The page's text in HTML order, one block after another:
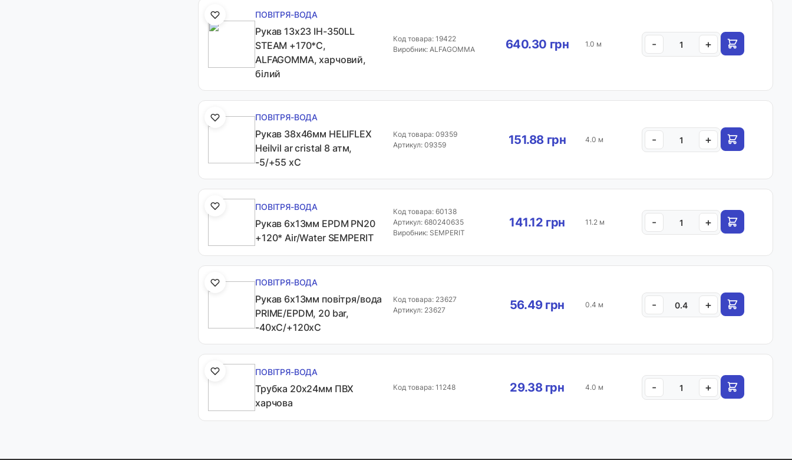
ПОВІТРЯ-ВОДА
Рукав 13х23 IH-350LL
STEAM +170*С,
ALFAGOMMA, харчовий,
білий
Код товара: 19422
Виробник: ALFAGOMMA
640.30 грн 1.0 м - +
ПОВІТРЯ-ВОДА
Рукав 38х46мм HELIFLEX
Heilvil ar cristal 8 атм,
-5/+55 хС
Код товара: 09359
Артикул: 09359
151.88 грн 4.0 м - +
ПОВІТРЯ-ВОДА
Рукав 6х13мм EPDM PN20
+120* Air/Water SEMPERIT
Код товара: 60138
Артикул: 680240635
Виробник: SEMPERIT
141.12 грн 11.2 м - +
ПОВІТРЯ-ВОДА
Рукав 6х13мм повітря/вода
PRIME/EPDM, 20 bar,
-40хС/+120хС
Код товара: 23627
Артикул: 23627
56.49 грн 0.4 м - +
ПОВІТРЯ-ВОДА
Трубка 20х24мм ПВХ
харчова
Код товара: 11248 29.38 грн 4.0 м - +